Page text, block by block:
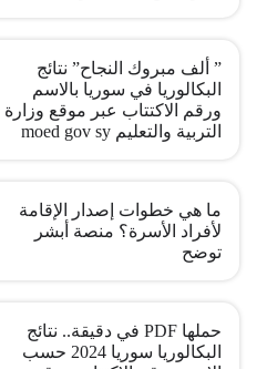
” ألف مبروك النجاح” نتائج
البكالوريا في سوريا بالاسم
ورقم الاكتتاب عبر موقع وزارة
التربية والتعليم moed gov sy
ما هي خطوات إصدار الإقامة
لأفراد الأسرة؟ منصة أبشر
توضح
حملها PDF في دقيقة.. نتائج
البكالوريا سوريا 2024 حسب